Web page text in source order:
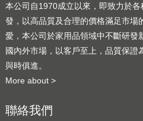
本公司自1970成立以來，即致力於
發，以高品質及合理的價格滿足市場
愛，本公司於家用品領域中不斷研發
國內外市場，以客戶至上，品質保證
與時俱進。
More about >
聯絡我們